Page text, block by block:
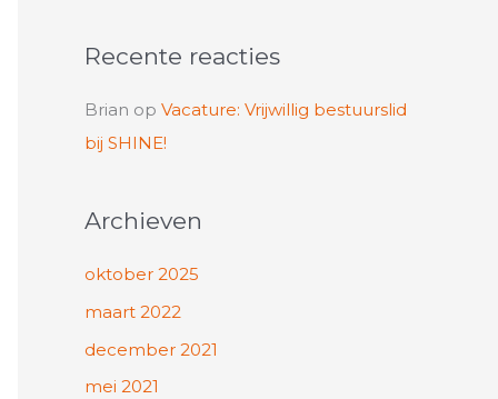
Recente reacties
Brian op Vacature: Vrijwillig bestuurslid
bij SHINE!
Archieven
oktober 2025
maart 2022
december 2021
mei 2021